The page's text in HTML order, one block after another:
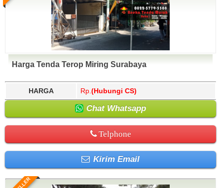
Harga Tenda Terop Miring Surabaya
HARGA Rp. (Hubungi CS)
Chat Whatsapp
Telphone
Kirim Email